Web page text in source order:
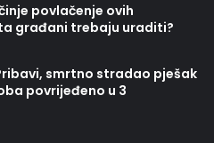
povlačenje ovih
građani trebaju uraditi?
smrtno stradao pješak
povrijeđeno u 3